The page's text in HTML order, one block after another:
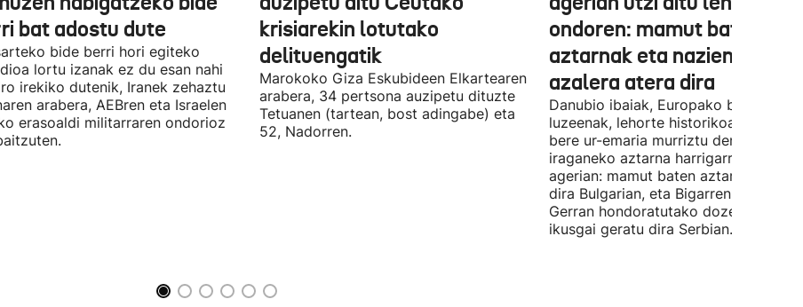
bat adostu dute
bide berri hori egiteko
lortu izanak ez du esan nahi
irekiko dutenik, Iranek zehaztu
arabera, AEBren eta Israelen
erasoaldi militarraren ondorioz
krisiarekin lotutako
delituengatik
Marokoko Giza Eskubideen Elkartearen
arabera, 34 pertsona auzipetu dituzte
Tetuanen (tartean, bost adingabe) eta
52, Nadorren.
ondoren: mamut baten
aztarnak eta nazien
azalera atera dira
Danubio ibaiak, Europako bigarren
luzeenak, lehorte historikoa bizi du,
bere ur-emaria murriztu denez,
iraganeko aztarna harrigarriak utzi
agerian: mamut baten aztarnak
dira Bulgarian, eta Bigarren Mundu
Gerran hondoratutako dozenaka
ikusgai geratu dira Serbian.